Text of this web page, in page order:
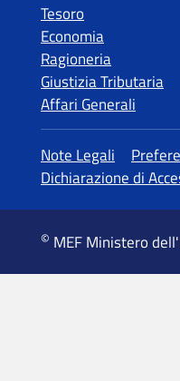
Tesoro
Economia
Ragioneria
Giustizia Tributaria
Affari Generali
MEF Ministero